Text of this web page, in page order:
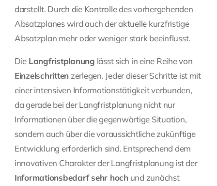
darstellt. Durch die Kontrolle des vorhergehenden
Absatzplanes wird auch der aktuelle kurzfristige
Absatzplan mehr oder weniger stark beeinflusst.
Die Langfristplanung lässt sich in eine Reihe von
Einzelschritten zerlegen. Jeder dieser Schritte ist mit
einer intensiven Informationstätigkeit verbunden,
da gerade bei der Langfristplanung nicht nur
Informationen über die gegenwärtige Situation,
sondern auch über die voraussichtliche zukünftige
Entwicklung erforderlich sind. Entsprechend dem
innovativen Charakter der Langfristplanung ist der
Informationsbedarf sehr hoch und zunächst